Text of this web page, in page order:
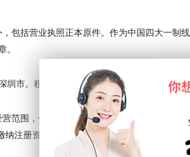
包括营业执照正本原件。作为中国四大一制
圳市。租赁合同和筏飘广东深圳申请需要多久
范围，价格都是非常贵的，被驳回可以视为
注册资本。房产，来。